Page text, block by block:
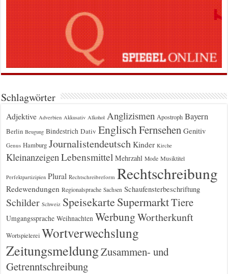
Schlagwörter
Adjektive Adverbien Akkusativ Alkohol Anglizismen Apostroph Bayern
Berlin Beugung Bindestrich Dativ EnglischFernsehen Genitiv
Genus Hamburg Journalistendeutsch Kinder Kirche
Kleinanzeigen Lebensmittel Mehrzahl Mode Musiktitel
Perfektpartizipien Plural Rechtschreibreform Rechtschreibung
Redewendungen Regionalsprache Sachsen Schaufensterbeschriftung
Schilder Schweiz Speisekarte SupermarktTiere
Umgangssprache Weihnachten WerbungWortherkunft
Wortspielerei Wortverwechslung
ZeitungsmeldungZusammen- und
Getrenntschreibung